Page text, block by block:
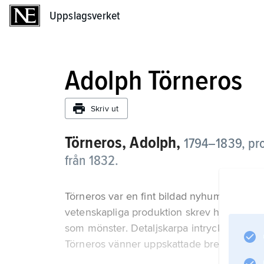
Uppslagsverket
Adolph Törneros
Skriv ut
Törneros, Adolph, 1794–1839,
från 1832.
Törneros var en fint bildad nyhumanist,
vetenskapliga produktion skrev han brev
som mönster. Detaljskarpa intryck från
Törneros vänner uppskattade breven och